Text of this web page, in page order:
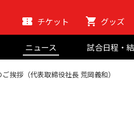
チケット グッズ
ニュース
試合日程・
挨拶（代表取締役社長 荒岡義和）